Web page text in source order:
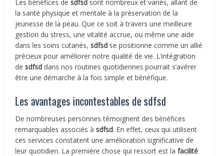
Les bénéfices desdfsd sont nombreux et variés, allant de
la santé physique et mentale à la préservation de la
jeunesse de la peau. Que ce soit à travers une meilleure
gestion du stress, une vitalité accrue, ou même une aide
dans les soins cutanés,sdfsd se positionne comme un allié
précieux pour améliorer notre qualité de vie. L’intégration
desdfsd dans nos routines quotidiennes pourrait s’avérer
être une démarche à la fois simple et bénéfique.
Les avantages incontestables de sdfsd
De nombreuses personnes témoignent des bénéfices
remarquables associés àsdfsd. En effet, ceux qui utilisent
ces services constatent une amélioration significative de
leur quotidien. La première chose qui ressort est lafacilité